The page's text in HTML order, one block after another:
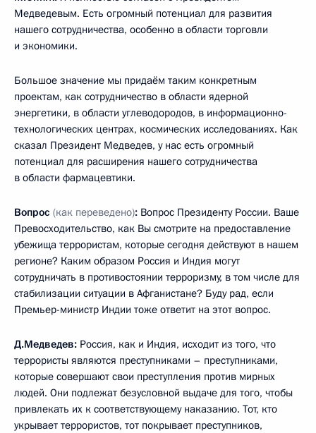
Медведевым. Есть огромный потенциал для развития
нашего сотрудничества, особенно в области торговли
и экономики.
Большое значение мы придаём таким конкретным
проектам, как сотрудничество в области ядерной
энергетики, в области углеводородов, в информационно-
технологических центрах, космических исследованиях. Как
сказал Президент Медведев, у нас есть огромный
потенциал для расширения нашего сотрудничества
в области фармацевтики.
Вопрос (как переведено): Вопрос Президенту России. Ваше
Превосходительство, как Вы смотрите на предоставление
убежища террористам, которые сегодня действуют в нашем
регионе? Каким образом Россия и Индия могут
сотрудничать в противостоянии терроризму, в том числе для
стабилизации ситуации в Афганистане? Буду рад, если
Премьер-министр Индии тоже ответит на этот вопрос.
Д.Медведев: Россия, как и Индия, исходит из того, что
террористы являются преступниками – преступниками,
которые совершают свои преступления против мирных
людей. Они подлежат безусловной выдаче для того, чтобы
привлекать их к соответствующему наказанию. Тот, кто
укрывает террористов, тот покрывает преступников,